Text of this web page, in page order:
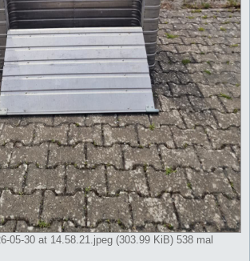
05-30 at 14.58.21.jpeg (303.99 KiB) 538 mal